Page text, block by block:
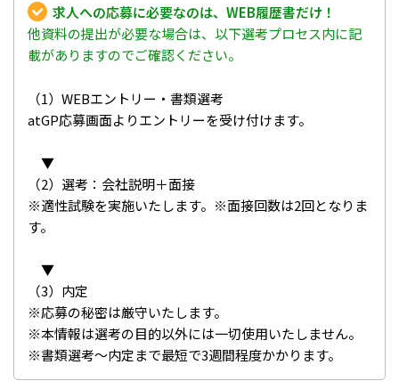
求人への応募に必要なのは、WEB履歴書だけ！
他資料の提出が必要な場合は、以下選考プロセス内に記
載がありますのでご確認ください。
（1）WEBエントリー・書類選考
atGP応募画面よりエントリーを受け付けます。
▼
（2）選考：会社説明＋面接
※適性試験を実施いたします。※面接回数は2回となりま
す。
▼
（3）内定
※応募の秘密は厳守いたします。
※本情報は選考の目的以外には一切使用いたしません。
※書類選考～内定まで最短で3週間程度かかります。